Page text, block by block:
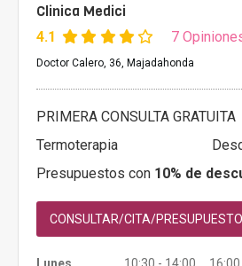
Clinica Medici
4.1 7
Doctor Calero, 36, Majadahonda
PRIMERA CONSULTA GRATUITA
Termoterapia
Presupuestos con 10% de
CONSULTAR/CITA/PRESUPUESTO